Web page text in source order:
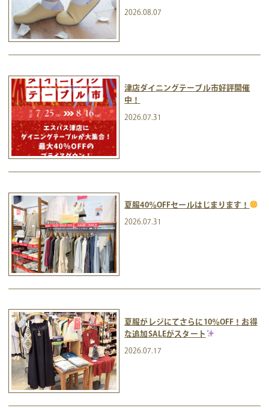
2026.08.07
津店ダイニングテーブル市好評開催
中！
2026.07.31
夏服40％OFFセールはじまります！
2026.07.31
夏服がレジにてさらに10％OFF！お得
な追加SALEがスタート
2026.07.17